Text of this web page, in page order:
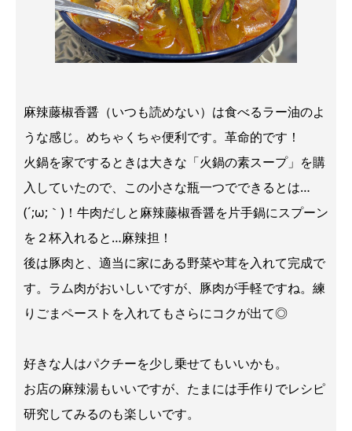
麻辣藤椒香醤（いつも読めない）は食べるラー油のよ
うな感じ。めちゃくちゃ便利です。革命的です！
火鍋を家でするときは大きな「火鍋の素スープ」を購
入していたので、この小さな瓶一つでできるとは…
(´;ω;｀)！牛肉だしと麻辣藤椒香醤を片手鍋にスプーン
を２杯入れると…麻辣担！
後は豚肉と、適当に家にある野菜や茸を入れて完成で
す。ラム肉がおいしいですが、豚肉が手軽ですね。練
りごまペーストを入れてもさらにコクが出て◎
好きな人はパクチーを少し乗せてもいいかも。
お店の麻辣湯もいいですが、たまには手作りでレシピ
研究してみるのも楽しいです。